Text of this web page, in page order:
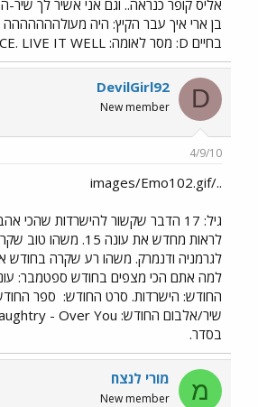
בחיים D: מסר לאומה: YOU ONLY LIVE ONCE. LIVE IT WELL.
D
DevilGirl92
New member
4/9/10
../images/Emo102.gif
גיל: 17 הדבר שקשור להישרדות
לראות מחדש את עונה
לגרמניה ודנמרק. משהו רע שקרה בחודש
החודש: הישרדות. סרט החודש:
בסדר.
מ מורי לנצח
New member